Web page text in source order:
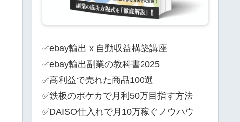
✅ebay輸出 x 自動収益構築講座
✅ebay輸出副業の教科書2025
✅高利益で売れた商品100選
✅鉄板のポケカで月利50万目指す方法
✅DAISO仕入れで月10万稼ぐノウハウ